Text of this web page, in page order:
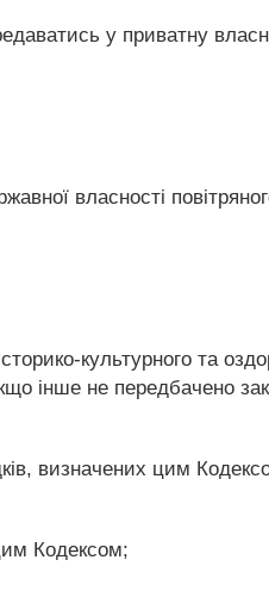
у приватну
власності
культурного та
інше не передбачено
визначених цим
Кодексом;